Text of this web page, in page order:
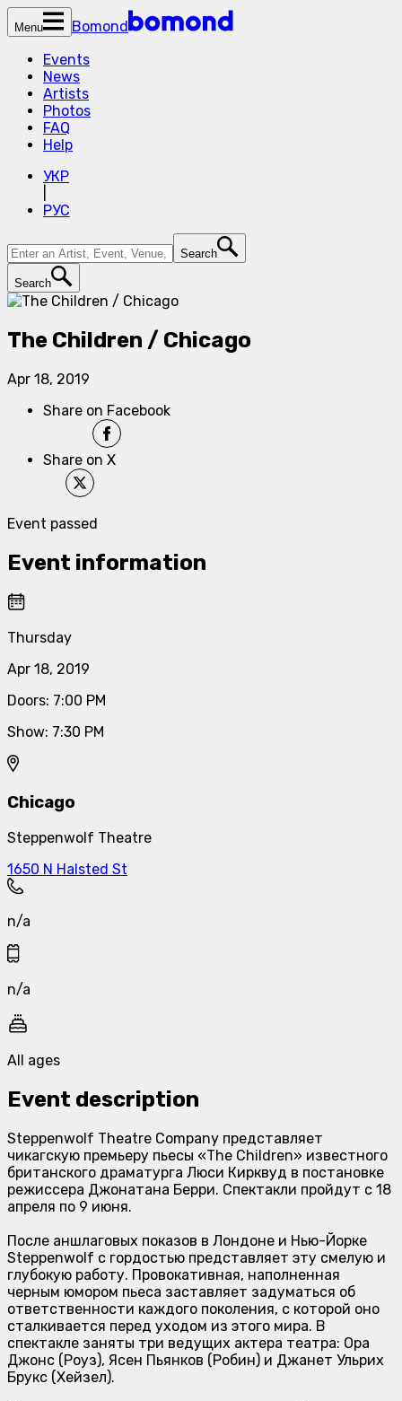
Menu
Bomond
Events
News
Artists
Photos
FAQ
Help
УКР
РУС
Search
Search
The Children / Chicago
Apr 18, 2019
Share on Facebook
Share on X
Event passed
Event information
Thursday
Apr 18, 2019
Doors: 7:00 PM
Show: 7:30 PM
Chicago
Steppenwolf Theatre
1650 N Halsted St
n/a
n/a
All ages
Event description
Steppenwolf Theatre Company представляет
чикагскую премьеру пьесы «The Children» известного
британского драматурга Люси Кирквуд в постановке
режиссера Джонатана Берри. Спектакли пройдут с 18
апреля по 9 июня.
После аншлаговых показов в Лондоне и Нью-Йорке
Steppenwolf с гордостью представляет эту смелую и
глубокую работу. Провокативная, наполненная
черным юмором пьеса заставляет задуматься об
ответственности каждого поколения, с которой оно
сталкивается перед уходом из этого мира. В
спектакле заняты три ведущих актера театра: Ора
Джонс (Роуз), Ясен Пьянков (Робин) и Джанет Ульрих
Брукс (Хейзел).